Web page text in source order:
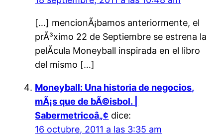
[…] mencionÃ¡bamos anteriormente, el
prÃ³ximo 22 de Septiembre se estrena la
pelÃ­cula Moneyball inspirada en el libro
del mismo […]
Moneyball: Una historia de negocios,
mÃ¡s que de bÃ©isbol. |
Sabermetricoâ„¢ dice:
16 octubre, 2011 a las 3:35 am